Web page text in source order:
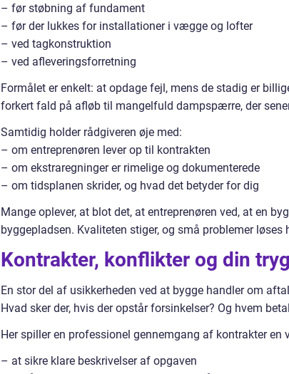
– før støbning af fundament
– før der lukkes for installationer i vægge og lofter
– ved tagkonstruktion
– ved afleveringsforretning
Formålet er enkelt: at opdage fejl, mens de stadig er
forkert fald på afløb til mangelfuld dampspærre, der
Samtidig holder rådgiveren øje med:
– om entreprenøren lever op til kontrakten
– om ekstraregninger er rimelige og dokumenterede
– om tidsplanen skrider, og hvad det betyder for dig
Mange oplever, at blot det, at entreprenøren ved, at en
byggepladsen. Kvaliteten stiger, og små problemer løses
Kontrakter, konflikter og din
En stor del af usikkerheden ved at bygge handler om
Hvad sker der, hvis der opstår forsinkelser? Og hvem
Her spiller en professionel gennemgang af kontrakter
– at sikre klare beskrivelser af opgaven